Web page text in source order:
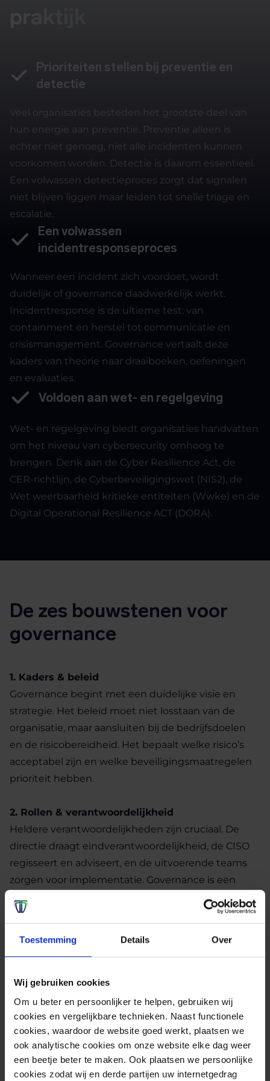
Toestemming Details Over
Wij gebruiken cookies
Om u beter en persoonlijker te helpen, gebruiken wij
cookies en vergelijkbare technieken. Naast functionele
cookies, waardoor de website goed werkt, plaatsen we
ook analytische cookies om onze website elke dag weer
een beetje beter te maken. Ook plaatsen we persoonlijke
cookies zodat wij en derde partijen uw internetgedrag
Prioriteiten stellen bij preventie en
detectie
Veel organisaties besteden het grootste deel van
hun energie aan preventie. Preventie alleen is
echter niet genoeg, niet alle incidenten kunnen
voorkomen worden. Detectie is daarom essentieel.
Een volwassen detectieproces zorgt dat signalen
niet blijven liggen maar leiden tot snelle triage en
escalatie.
Een volwassen
incidentresponseproces
Wanneer een incident zich voordoet, wordt
duidelijk of governance daadwerkelijk werkt.
Incidentresponse is de ultieme test: van
containment en herstel tot communicatie en
crisismanagement. Governance vertaalt deze
kaders van theorie naar draaiboeken, oefeningen
en evaluaties.
Voldoen aan wet- en regelgeving
Wet- en regelgeving biedt organisaties handvatten
om het niveau van cybersecurity omhoog te
brengen. Denk aan de Cyber Resilience Act, de
CER-richtlijn, de Cyberbeveiligingswet (NIS2), de
Wet weerbaarheid kritieke entiteiten (Wwke) en de
Digital Operational Resilience ACT (DORA).
De zes bouwstenen voor
governance
1. Kaders & beleid
Governance begint met een duidelijke visie en
strategie. Het beleid moet niet losstaan van de
organisatie, maar aansluiten bij de bedrijfsdoelen
en de risicobereidheid. Het bepaalt welke risico’s
acceptabel zijn en welke beveiligingsmaatregelen
prioriteit hebben.
2. Rollen & verantwoordelijkheid
Heldere verantwoordelijkheden zijn cruciaal. De
directie draagt eindverantwoordelijkheid, de CISO
regisseert en adviseert, en de uitvoerende teams
zorgen voor implementatie. Governance is een
organisatiebrede taak en niet uitsluitend een IT-
verantwoordelijkheid.
3. Risicogedreven aanpak
hun kroonjuwelen kennen en bepalen welke
risico’s zij accepteren of mitigeren. Risicoanalyses
moeten cyclisch plaatsvinden en aangepast
worden bij veranderingen zoals nieuwe
technologie, leveranciers of fusies.